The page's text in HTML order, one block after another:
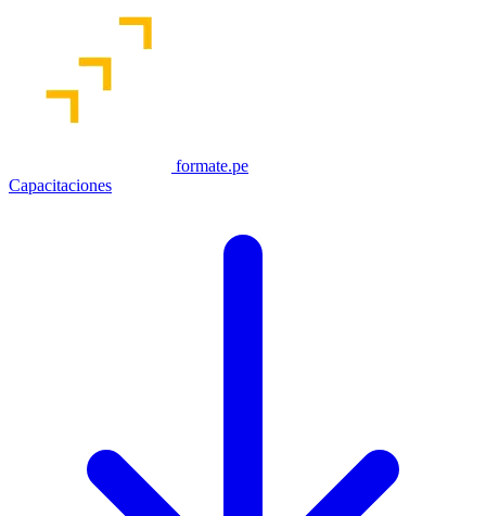
formate.pe
Capacitaciones